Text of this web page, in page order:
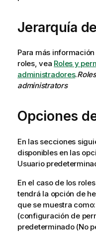
Jerarquía
Para más
roles, vea Roles y
administradores.
administrators
Opciones
En las secciones
disponibles en las
Usuario
En el caso de los
tendrá la opción de
que se muestra
(configuración de
predeterminado (No